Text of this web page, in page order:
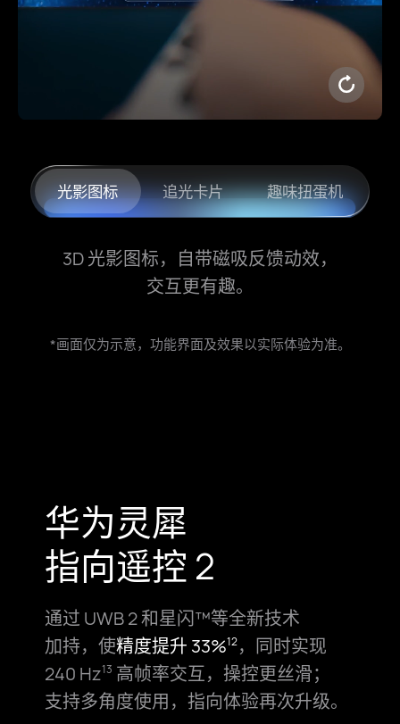
光影图标 追光卡片 趣味扭蛋机
3D 光影图标，自带磁吸反馈动效，
交互更有趣。
*画面仅为示意，功能界面及效果以实际体验为⁠⁠准。
华为灵犀
指向遥控 2
通过 UWB 2 和星闪™等全新技术
加持，使精度提升 33%12，同时实现
240 Hz13 高帧率交互，操控更丝滑；
支持多角度使用，指向体验再次升级。